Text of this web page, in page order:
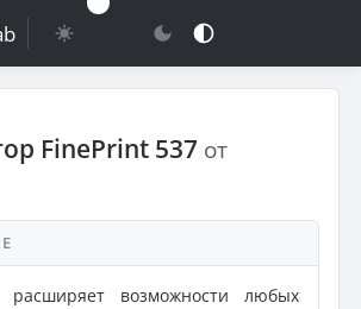
FinePrint 537 от
расширяет возможности любых